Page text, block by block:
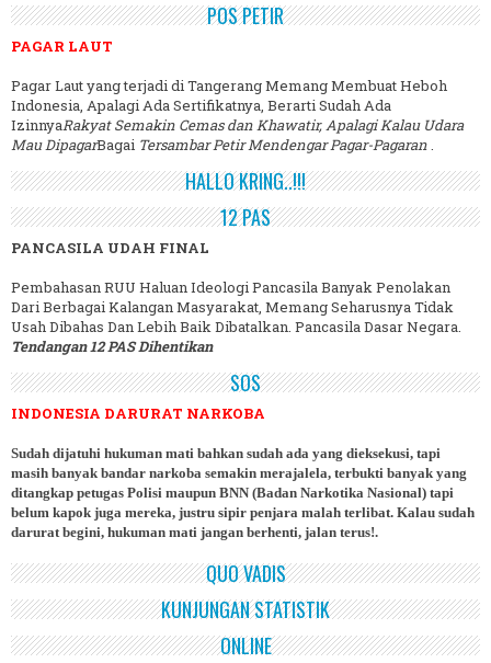
POS PETIR
PAGAR LAUT
Pagar Laut yang terjadi di Tangerang Memang Membuat Heboh
Indonesia, Apalagi Ada Sertifikatnya, Berarti Sudah Ada
IzinnyaRakyat Semakin Cemas dan Khawatir, Apalagi Kalau Udara
Mau DipagarBagai Tersambar Petir Mendengar Pagar-Pagaran.
HALLO KRING..!!!
12 PAS
PANCASILA UDAH FINAL
Pembahasan RUU Haluan Ideologi Pancasila Banyak Penolakan
Dari Berbagai Kalangan Masyarakat, Memang Seharusnya Tidak
Usah Dibahas Dan Lebih Baik Dibatalkan. Pancasila Dasar Negara.
Tendangan 12 PAS Dihentikan
SOS
INDONESIA DARURAT NARKOBA
Sudah dijatuhi hukuman mati bahkan sudah ada yang dieksekusi, tapi
masih banyak bandar narkoba semakin merajalela, terbukti banyak yang
ditangkap petugas Polisi maupun BNN (Badan Narkotika Nasional) tapi
belum kapok juga mereka, justru sipir penjara malah terlibat. Kalau sudah
darurat begini, hukuman mati jangan berhenti, jalan terus!.
QUO VADIS
KUNJUNGAN STATISTIK
ONLINE